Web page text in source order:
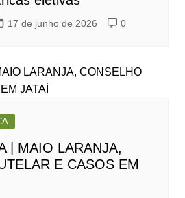
17 de junho de 2026 0
| MAIO LARANJA,
E CASOS EM